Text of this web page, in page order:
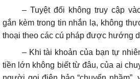
– Tuyệt đối không truy cập
gắn kèm trong tin nhắn lạ, không
thoại theo các cú pháp được hướng
– Khi tài khoản của bạn tự
tiền lớn không biết từ đâu, của ai